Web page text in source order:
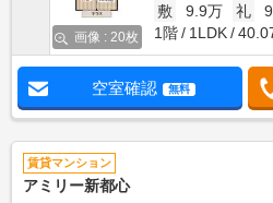
画像 : 20枚
敷
9.9万 礼
1階
1LDK
空室確認 無料
賃貸マンション
アミリー新都心